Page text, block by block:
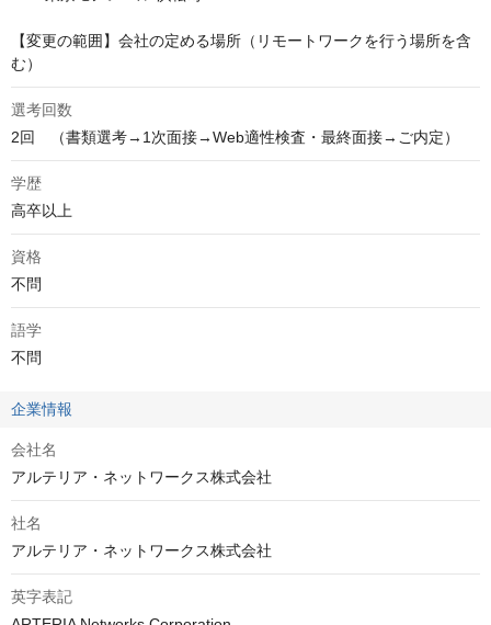
【変更の範囲】会社の定める場所（リモートワークを行う場所を含
む）
選考回数
2回　（書類選考→1次面接→Web適性検査・最終面接→ご内定）
学歴
高卒以上
資格
不問
語学
不問
企業情報
会社名
アルテリア・ネットワークス株式会社
社名
アルテリア・ネットワークス株式会社
英字表記